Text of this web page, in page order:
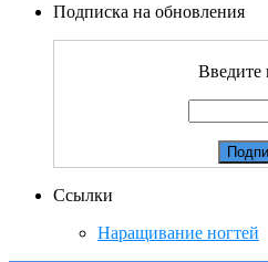
Подписка на обновления
Введите
Ссылки
Наращивание ногтей